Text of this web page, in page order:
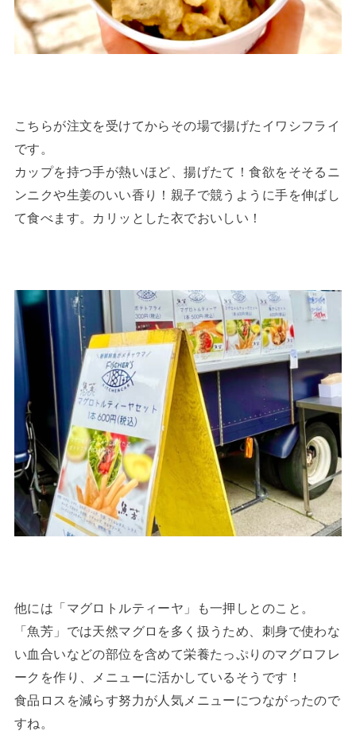
こちらが注文を受けてからその場で揚げたイワシフライ
です。
カップを持つ手が熱いほど、揚げたて！食欲をそそるニ
ンニクや生姜のいい香り！親子で競うように手を伸ばし
て食べます。カリッとした衣でおいしい！
他には「マグロトルティーヤ」も一押しとのこと。
「魚芳」では天然マグロを多く扱うため、刺身で使わな
い血合いなどの部位を含めて栄養たっぷりのマグロフレ
ークを作り、メニューに活かしているそうです！
食品ロスを減らす努力が人気メニューにつながったので
すね。